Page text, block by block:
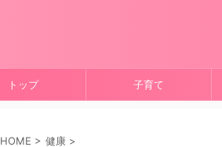
トップ 子育て
HOME > 健康 >